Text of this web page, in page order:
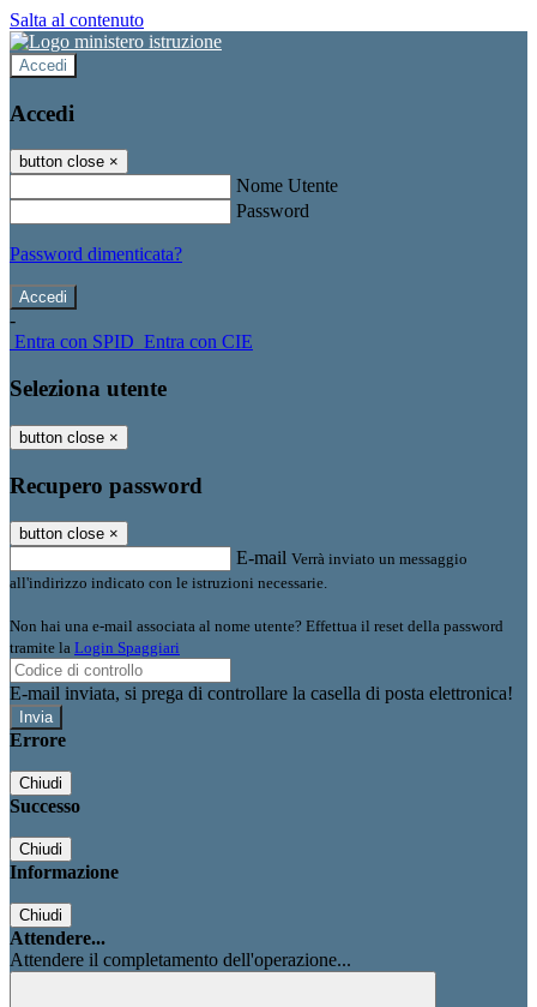
Salta al contenuto
Accedi
Accedi
button close ×
Nome Utente
Password
Password dimenticata?
-
Entra con SPID Entra con CIE
Seleziona utente
button close ×
Recupero password
button close ×
E-mail Verrà inviato un messaggio
all'indirizzo indicato con le istruzioni necessarie.
Non hai una e-mail associata al nome utente? Effettua il reset della password
tramite la Login Spaggiari
E-mail inviata, si prega di controllare la casella di posta elettronica!
Errore
Chiudi
Successo
Chiudi
Informazione
Chiudi
Attendere...
Attendere il completamento dell'operazione...